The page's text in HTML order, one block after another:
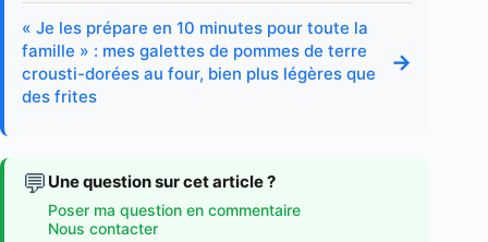
« Je les prépare en 10 minutes pour toute la
famille » : mes galettes de pommes de terre
crousti-dorées au four, bien plus légères que
des frites
→
💬 Une question sur cet article ?
Poser ma question en commentaire
Nous contacter